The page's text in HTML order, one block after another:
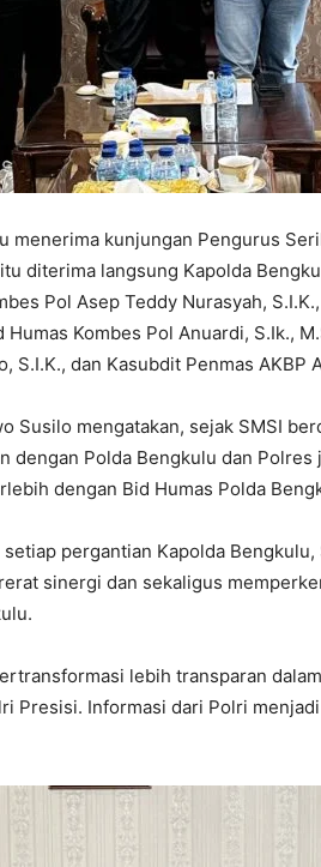
menerima kunjungan Pengurus
diterima langsung Kapolda
Pol Asep Teddy Nurasyah,
Humas Kombes Pol Anuardi, S.Ik.,
S.I.K., dan Kasubdit Penmas AKBP
Susilo mengatakan, sejak SMSI
dengan Polda Bengkulu dan Polres
dengan Bid Humas Polda
pergantian Kapolda
sinergi dan sekaligus
lebih transparan
Presisi. Informasi dari Polri